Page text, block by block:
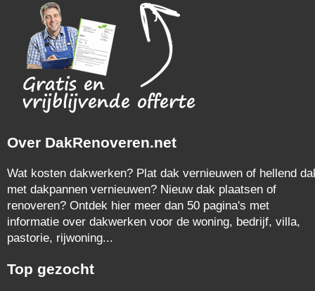
Over DakRenoveren.net
Wat kosten dakwerken? Plat dak vernieuwen of hellend
met dakpannen vernieuwen? Nieuw dak plaatsen of
renoveren? Ontdek hier meer dan 50 pagina's met
informatie over dakwerken voor de woning, bedrijf, villa,
pastorie, rijwoning...
Top gezocht